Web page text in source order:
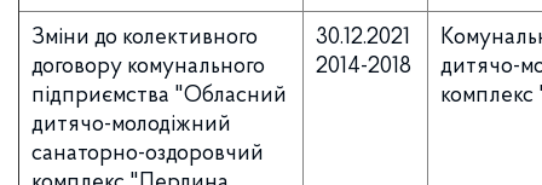
Зміни до колективного
договору комунального
підприємства "Обласний
дитячо-молодіжний
санаторно-оздоровчий
30.12.2021
2014-2018
дитячо-